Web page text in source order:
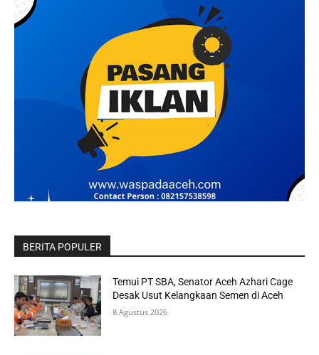
BERITA POPULER
Temui PT SBA, Senator Aceh Azhari Cage
Desak Usut Kelangkaan Semen di Aceh
8 Agustus 2026